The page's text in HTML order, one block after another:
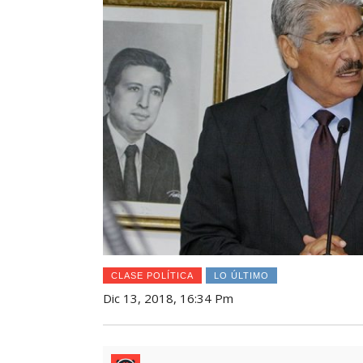
CLASE POLÍTICA LO ÚLTIMO
Dic 13, 2018, 16:34 Pm